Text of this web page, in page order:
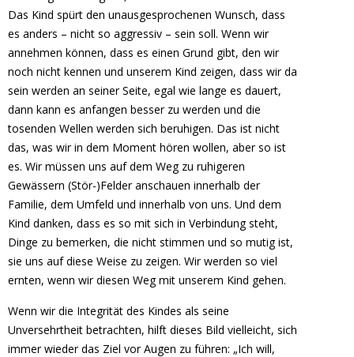
Das Kind spürt den unausgesprochenen Wunsch, dass
es anders – nicht so aggressiv – sein soll. Wenn wir
annehmen können, dass es einen Grund gibt, den wir
noch nicht kennen und unserem Kind zeigen, dass wir da
sein werden an seiner Seite, egal wie lange es dauert,
dann kann es anfangen besser zu werden und die
tosenden Wellen werden sich beruhigen. Das ist nicht
das, was wir in dem Moment hören wollen, aber so ist
es. Wir müssen uns auf dem Weg zu ruhigeren
Gewässern (Stör-)Felder anschauen innerhalb der
Familie, dem Umfeld und innerhalb von uns. Und dem
Kind danken, dass es so mit sich in Verbindung steht,
Dinge zu bemerken, die nicht stimmen und so mutig ist,
sie uns auf diese Weise zu zeigen. Wir werden so viel
ernten, wenn wir diesen Weg mit unserem Kind gehen.
Wenn wir die Integrität des Kindes als seine
Unversehrtheit betrachten, hilft dieses Bild vielleicht, sich
immer wieder das Ziel vor Augen zu führen: „Ich will,